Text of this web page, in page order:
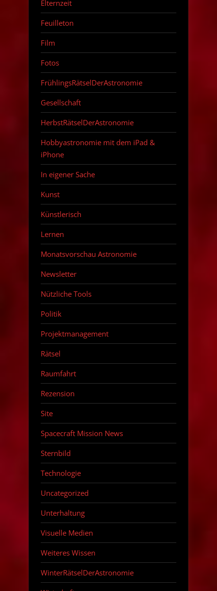
Elternzeit
Feuilleton
Film
Fotos
FrühlingsRätselDerAstronomie
Gesellschaft
HerbstRätselDerAstronomie
Hobbyastronomie mit dem iPad &
iPhone
In eigener Sache
Kunst
Künstlerisch
Lernen
Monatsvorschau Astronomie
Newsletter
Nützliche Tools
Politik
Projektmanagement
Rätsel
Raumfahrt
Rezension
Site
Spacecraft Mission News
Sternbild
Technologie
Uncategorized
Unterhaltung
Visuelle Medien
Weiteres Wissen
WinterRätselDerAstronomie